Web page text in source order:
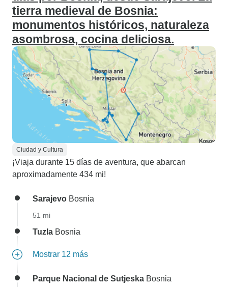
tierra medieval de Bosnia:
monumentos históricos, naturaleza
asombrosa, cocina deliciosa.
Ciudad y Cultura
¡Viaja durante 15 días de aventura, que abarcan
aproximadamente 434 mi!
Sarajevo Bosnia
51 mi
Tuzla Bosnia
Mostrar 12 más
Parque Nacional de Sutjeska Bosnia